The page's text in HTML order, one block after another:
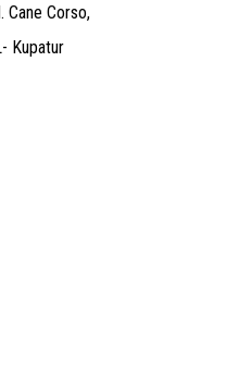
Cane Corso,
Kupatur